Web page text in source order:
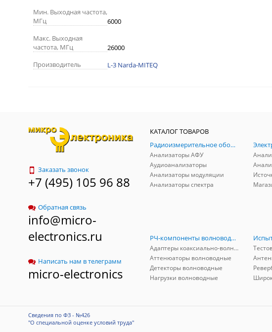
Мин. Выходная частота,
МГц
6000
Макс. Выходная
частота, МГц
26000
Производитель
L-3 Narda-MITEQ
Заказать звонок
+7 (495) 105 96 88
Обратная связь
info@micro-
electronics.ru
Написать нам в телеграмм
micro-electronics
КАТАЛОГ ТОВАРОВ
Радиоизмерительное оборудование
Анализаторы АФУ
Аудиоанализаторы
Анализаторы модуляции
Анализаторы спектра
РЧ-компоненты волноводные
Адаптеры коаксиально-волноводные
Аттенюаторы волноводные
Детекторы волноводные
Нагрузки волноводные
Сведения по ФЗ - №426
"О специальной оценке условий труда"